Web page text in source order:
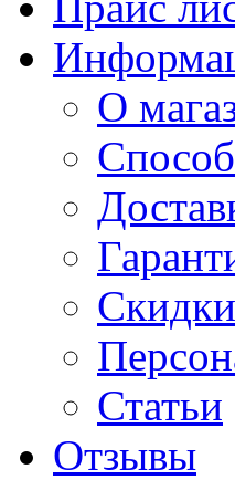
О
Статьи
Отзывы